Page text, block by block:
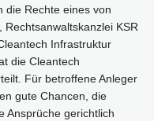
die Rechte eines von
KSR
Infrastruktur
die Cleantech
Für betroffene Anleger
gute Chancen, die
Ansprüche gerichtlich